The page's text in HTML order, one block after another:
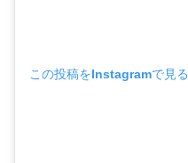
この投稿をInstagramで見る